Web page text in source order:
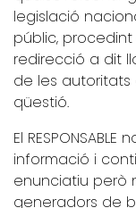
legislació
públic,
redirecció a dit
de les
qüestió.
El
informació i
enunciatiu però
generadors de